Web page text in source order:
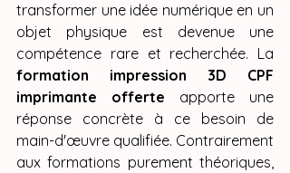
transformer une idée numérique en un
objet physique est devenue une
formation impression 3D CPF
imprimante offerte apporte une
réponse concrète à ce besoin de
main-d'œuvre qualifiée. Contrairement
aux formations purement théoriques,